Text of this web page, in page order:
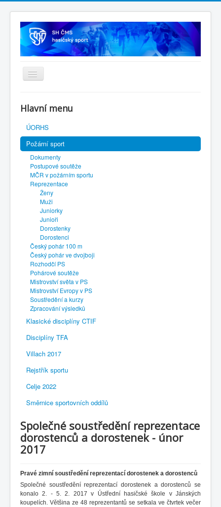
SH ČMS
Hlavní menu
ÚORHS
Požární sport
Dokumenty
Postupové soutěže
MČR v požárním sportu
Reprezentace
Ženy
Muži
Juniorky
Junioři
Dorostenky
Dorostenci
Český pohár 100 m
Český pohár ve dvojboji
Rozhodčí PS
Pohárové soutěže
Mistrovství světa v PS
Mistrovství Evropy v PS
Soustředění a kurzy
Zpracování výsledků
Klasické disciplíny CTIF
Disciplíny TFA
Villach 2017
Rejstřík sportu
Celje 2022
Směrnice sportovních oddílů
Společné soustředění reprezentace
dorostenců a dorostenek - únor
2017
Pravé zimní soustředění reprezentací dorostenek a dorostenců
Společné soustředění reprezentací dorostenek a dorostenců se
konalo 2. - 5. 2. 2017 v Ústřední hasičské škole v Jánských
koupelích. Většina ze 48 reprezentantů se setkala ve čtvrtek večer